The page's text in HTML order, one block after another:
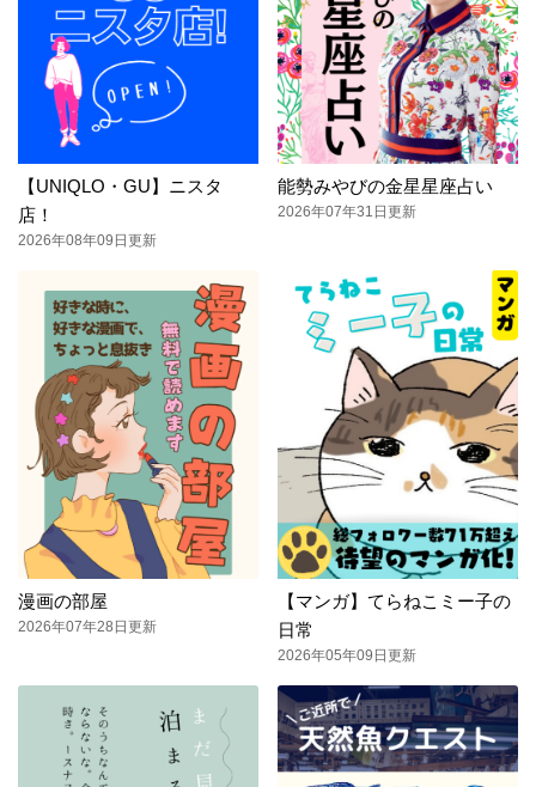
【UNIQLO・GU】ニスタ
店！
2026年08年09日更新
能勢みやびの金星星座占い
2026年07年31日更新
漫画の部屋
2026年07年28日更新
【マンガ】てらねこミー子の
日常
2026年05年09日更新